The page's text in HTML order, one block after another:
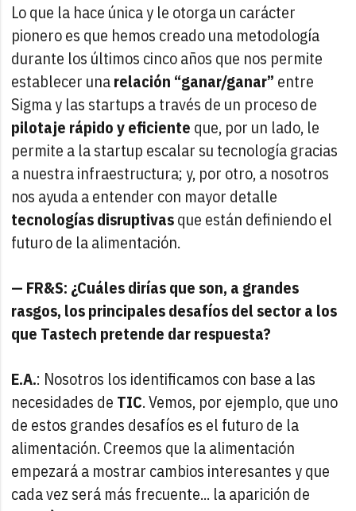
Lo que la hace única y le otorga un carácter
pionero es que hemos creado una metodología
durante los últimos cinco años que nos permite
establecer unarelación “ganar/ganar” entre
Sigma y las startups a través de un proceso de
pilotaje rápido y eficiente que, por un lado, le
permite a la startup escalar su tecnología gracias
a nuestra infraestructura; y, por otro, a nosotros
nos ayuda a entender con mayor detalle
tecnologías disruptivasque están definiendo el
futuro de la alimentación.
— FR&S: ¿Cuáles dirías que son, a grandes
rasgos, los principales desafíos del sector a los
que Tastech pretende dar respuesta?
E.A.: Nosotros los identificamos con base a las
necesidades de TIC. Vemos, por ejemplo, que uno
de estos grandes desafíos es el futuro de la
alimentación. Creemos que la alimentación
empezará a mostrar cambios interesantes y que
cada vez será más frecuente... la aparición de